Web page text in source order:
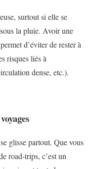
surtout si elle se
la pluie. Avoir une
d’éviter de rester à
risques liés à
dense, etc.).
glisse partout. Que vous
road-trips, c’est un